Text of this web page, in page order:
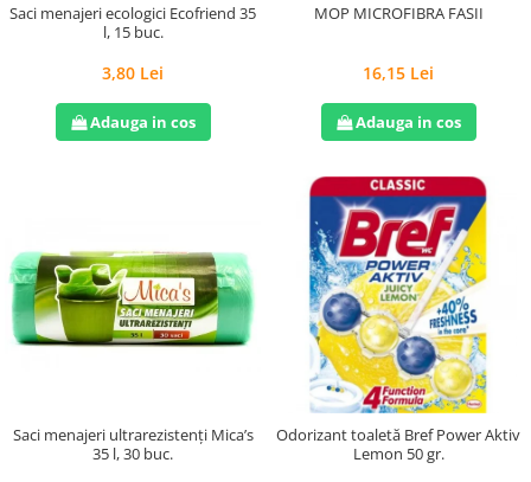
Saci menajeri ecologici Ecofriend 35
l, 15 buc.
3,80 Lei
Adauga in cos
MOP MICROFIBRA FASII
16,15 Lei
Adauga in cos
Saci menajeri ultrarezistenți Mica’s
35 l, 30 buc.
Odorizant toaletă Bref Power Aktiv
Lemon 50 gr.